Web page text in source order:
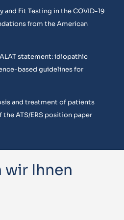
Fit Testing in the COVID-19
from the American
statement: idiopathic
based guidelines for
and treatment of patients
the ATS/ERS position paper
wir Ihnen